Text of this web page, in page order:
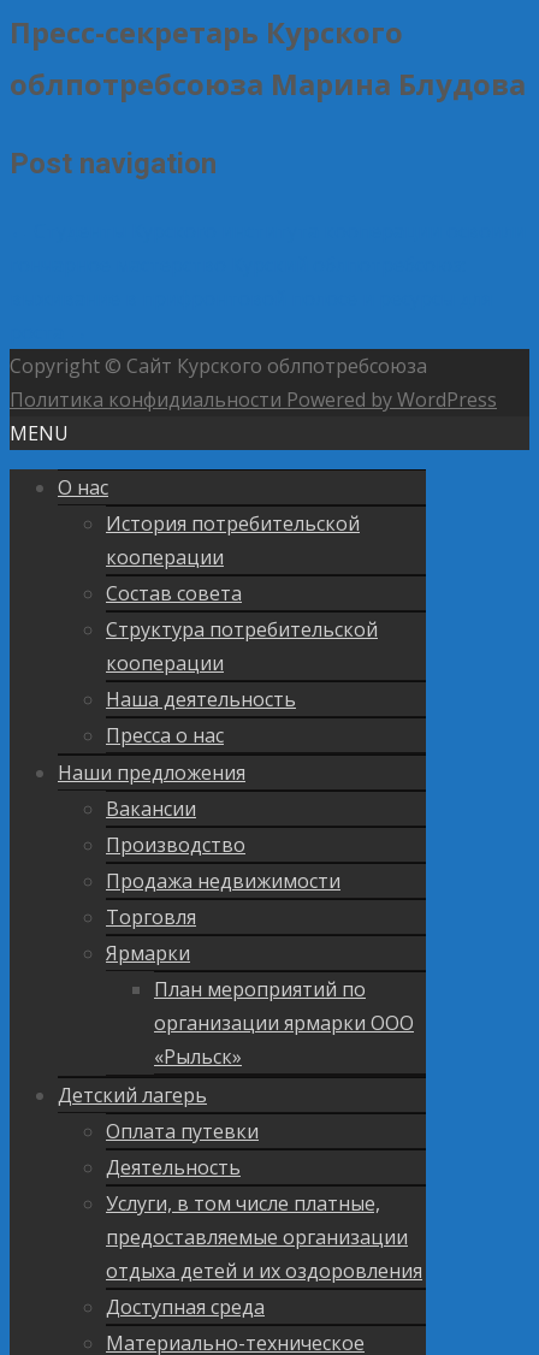
Пресс-секретарь Курского
облпотребсоюза Марина Блудова
Post navigation
Copyright © Сайт Курского облпотребсоюза
Политика конфидиальности Powered by WordPress
MENU
О нас
История потребительской
кооперации
Состав совета
Структура потребительской
кооперации
Наша деятельность
Пресса о нас
Наши предложения
Вакансии
Производство
Продажа недвижимости
Торговля
Ярмарки
План мероприятий по
организации ярмарки ООО
«Рыльск»
Детский лагерь
Оплата путевки
Деятельность
Услуги, в том числе платные,
предоставляемые организации
отдыха детей и их оздоровления
Доступная среда
Материально-техническое